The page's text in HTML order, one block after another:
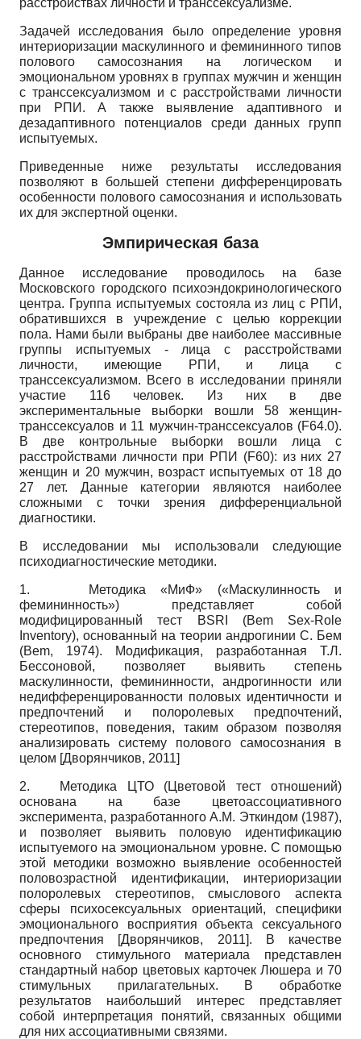
Задачей исследования было определение уровня
интериоризации маскулинного и фемининного типов
полового самосознания на логическом и
эмоциональном уровнях в группах мужчин и женщин
с транссексуализмом и с расстройствами личности
при РПИ. А также выявление адаптивного и
дезадаптивного потенциалов среди данных групп
испытуемых.
Приведенные ниже результаты исследования
позволяют в большей степени дифференцировать
особенности полового самосознания и использовать
их для экспертной оценки.
Эмпирическая база
Данное исследование проводилось на базе
Московского городского психоэндокринологического
центра. Группа испытуемых состояла из лиц с РПИ,
обратившихся в учреждение с целью коррекции
пола. Нами были выбраны две наиболее массивные
группы испытуемых - лица с расстройствами
личности, имеющие РПИ, и лица с
транссексуализмом. Всего в исследовании приняли
участие 116 человек. Из них в две
экспериментальные выборки вошли 58 женщин-
транссексуалов и 11 мужчин-транссексуалов (F64.0).
В две контрольные выборки вошли лица с
расстройствами личности при РПИ (F60): из них 27
женщин и 20 мужчин, возраст испытуемых от 18 до
27 лет. Данные категории являются наиболее
сложными с точки зрения дифференциальной
диагностики.
В исследовании мы использовали следующие
психодиагностические методики.
1.
Методика «МиФ» («Маскулинность и
фемининность») представляет собой
модифицированный тест
BSRI (Bem Sex-Role
Inventory), основанный на теории андрогинии С. Бем
(Bem, 1974). Модификация, разработанная Т.Л.
Бессоновой, позволяет выявить степень
маскулинности, фемининности, андрогинности или
недифференцированности половых идентичности и
предпочтений и полоролевых предпочтений,
стереотипов, поведения, таким образом позволяя
анализировать систему полового самосознания в
целом [Дворянчиков, 2011]
2. Методика ЦТО (Цветовой тест отношений)
основана на базе цветоассоциативного
эксперимента, разработанного А.М. Эткиндом (1987),
и позволяет выявить половую идентификацию
испытуемого на эмоциональном уровне. С помощью
этой методики возможно выявление особенностей
половозрастной идентификации, интериоризации
полоролевых стереотипов, смыслового аспекта
сферы психосексуальных ориентаций, специфики
эмоционального восприятия объекта сексуального
предпочтения
[Дворянчиков, 2011]. В качестве
основного стимульного материала представлен
стандартный набор цветовых карточек Люшера и 70
стимульных прилагательных. В обработке
результатов наибольший интерес представляет
собой интерпретация понятий, связанных общими
для них ассоциативными связями.